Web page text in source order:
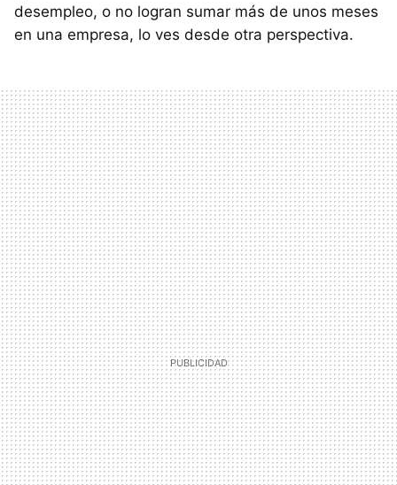
desempleo, o no logran sumar más de unos meses
en una empresa, lo ves desde otra perspectiva.